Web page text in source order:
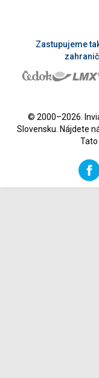
Zastupujeme
© 2000–2026.
Slovensku. Nájdete